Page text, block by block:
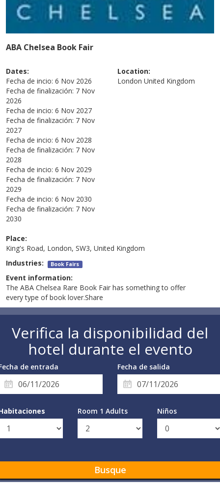
ABA Chelsea Book Fair
Dates:
Fecha de incio: 6 Nov 2026
Fecha de finalización: 7 Nov
2026
Fecha de incio: 6 Nov 2027
Fecha de finalización: 7 Nov
2027
Fecha de incio: 6 Nov 2028
Fecha de finalización: 7 Nov
2028
Fecha de incio: 6 Nov 2029
Fecha de finalización: 7 Nov
2029
Fecha de incio: 6 Nov 2030
Fecha de finalización: 7 Nov
2030
Location:
London United Kingdom
Place:
King's Road, London, SW3, United Kingdom
Industries: Book Fairs
Event information:
The ABA Chelsea Rare Book Fair has something to offer
every type of book lover.Share
Verifica la disponibilidad del
hotel durante el evento
de entrada Fecha de salida
Room 1 Adults Niños
Busque